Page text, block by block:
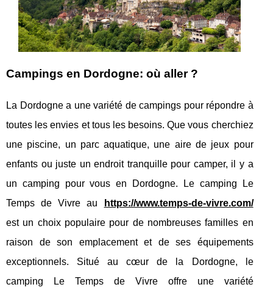
Campings en Dordogne: où aller ?
La Dordogne a une variété de campings pour répondre à
toutes les envies et tous les besoins. Que vous cherchiez
une piscine, un parc aquatique, une aire de jeux pour
enfants ou juste un endroit tranquille pour camper, il y a
un camping pour vous en Dordogne. Le camping Le
Temps de Vivre au
https://www.temps-de-vivre.com/
est un choix populaire pour de nombreuses familles en
raison de son emplacement et de ses équipements
exceptionnels. Situé au cœur de la Dordogne, le
camping Le Temps de Vivre offre une variété